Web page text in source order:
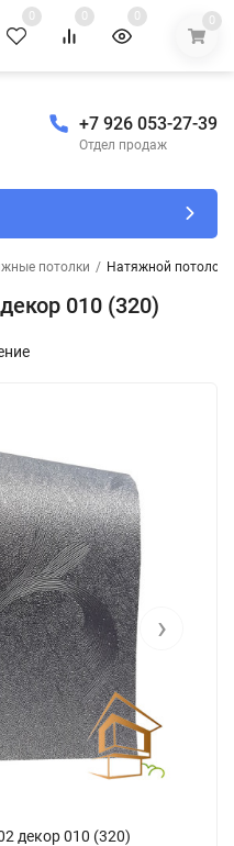
0 0 0 0
+7 926 053-27-39
Отдел продаж
потолки / Натяжной потолок
010 (320)
декор 010 (320)
›